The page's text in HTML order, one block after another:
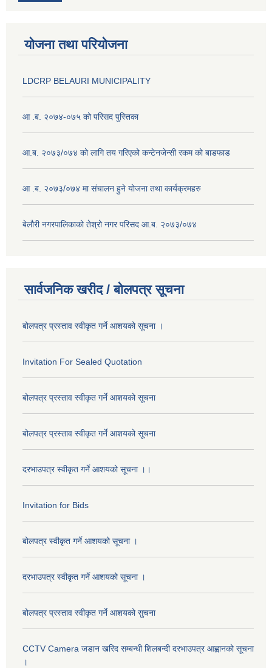
योजना तथा परियोजना
LDCRP BELAURI MUNICIPALITY
आ .ब. २०७४-०७५ को परिसद पुस्तिका
आ.ब. २०७३/०७४ को लागि तय गरिएको कन्टेनजेन्सी रकम को बाडफाड
आ .ब. २०७३/०७४ मा संचालन हुने योजना तथा कार्यक्रमहरु
बेलौरी नगरपालिकाको तेश्रो नगर परिसद आ.ब. २०७३/०७४
सार्वजनिक खरीद / बोलपत्र सूचना
बोलपत्र प्रस्ताव स्वीकृत गर्ने आशयको सूचना ।
Invitation For Sealed Quotation
बोलपत्र प्रस्ताव स्वीकृत गर्ने आशयको सूचना
बोलपत्र प्रस्ताव स्वीकृत गर्ने आशयको सूचना
दरभाउपत्र स्वीकृत गर्ने आशयको सूचना ।।
Invitation for Bids
बोलपत्र स्वीकृत गर्ने आशयको सूचना ।
दरभाउपत्र स्वीकृत गर्ने आशयको सूचना ।
बोलपत्र प्रस्ताव स्वीकृत गर्ने आशयको सुचना
CCTV Camera जडान खरिद सम्बन्धी शिलबन्दी दरभाउपत्र आह्वानको सूचना
।